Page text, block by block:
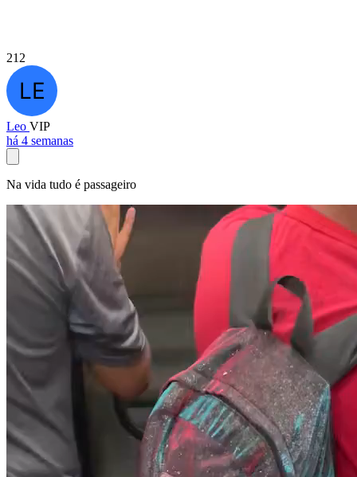
212
Leo VIP
há 4 semanas
Na vida tudo é passageiro